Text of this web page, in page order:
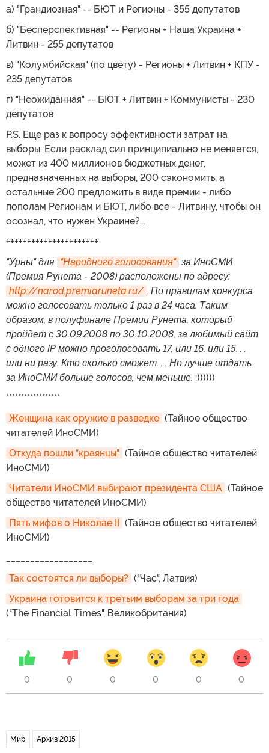
а) "Грандиозная" -- БЮТ и Регионы - 355 депутатов
б) "Бесперспективная" -- Регионы + Наша Украина +
Литвин - 255 депутатов
в) "Колумбийская" (по цвету) - Регионы + Литвин + КПУ -
235 депутатов
г) "Неожиданная" -- БЮТ + Литвин + Коммунисты - 230
депутатов
P.S. Еще раз к вопросу эффективности затрат на
выборы: Если расклад сил принципиально не меняется,
может из 400 миллионов бюджетных денег,
предназначенных на выборы, 200 сэкономить, а
остальные 200 предложить в виде премии - либо
пополам Регионам и БЮТ, либо все - Литвину, чтобы он
осознал, что нужен Украине?...
++++++++++++++++++++++
"Урны" для "Народного голосования" за ИноСМИ
(Премия Рунета - 2008) расположены по адресу:
http://narod.premiaruneta.ru/ . По правилам конкурса
можно голосовать только 1 раз в 24 часа. Таким
образом, в полуфинале Премии Рунета, который
пройдет с 30.09.2008 по 30.10.2008, за любимый сайт
с одного IP можно проголосовать 17, или 16, или 15. . .
или ни разу. Кто сколько сможет. . . Но лучше отдать
за ИноСМИ больше голосов, чем меньше. :))))))
******************
Женщина как оружие в разведке (Тайное общество
читателей ИноСМИ)
Откуда пошли "краянцы" (Тайное общество читателей
ИноСМИ)
Читатели ИноСМИ выбирают президента США (Тайное
общество читателей ИноСМИ)
Пять мифов о Николае II (Тайное общество читателей
ИноСМИ)
Так состоятся ли выборы? ("Час", Латвия)
Украина готовится к третьим выборам за три года
("The Financial Times", Великобритания)
0 0 0 0 0 0
Мир Архив 2015